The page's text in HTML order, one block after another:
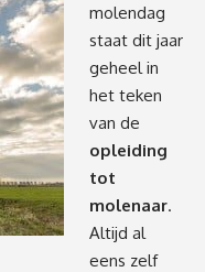
molendag
staat dit jaar
geheel in
het teken
van de
opleiding
tot
molenaar.
Altijd al
eens zelf